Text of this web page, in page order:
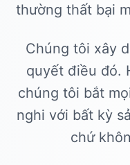
thường thất bại
Chúng tôi xây
quyết điều đó.
chúng tôi bắt
nghi với bất kỳ
chứ